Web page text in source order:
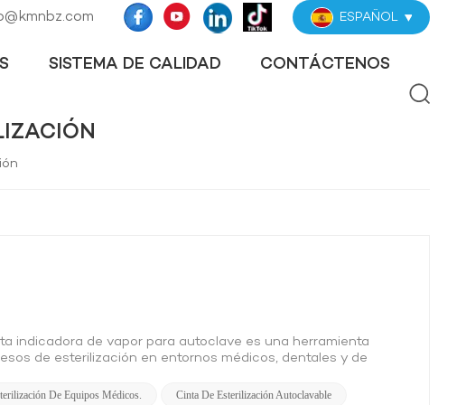
ESPAÑOL
SISTEMA DE CALIDAD CONTÁCTENOS
indicadora de vapor para autoclave es una herramienta
de esterilización en entornos médicos, dentales y de
y Beneficios: Confirmación de esterilización visual: La
De Equipos Médicos. Cinta De Esterilización Autoclavable